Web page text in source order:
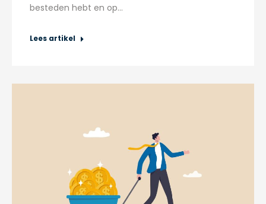
besteden hebt en op…
Lees artikel